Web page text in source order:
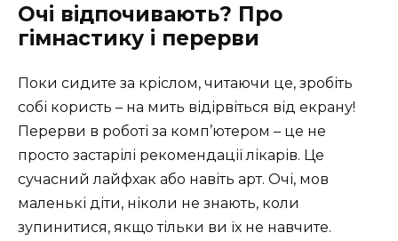
Очі відпочивають? Про
гімнастику і перерви
Поки сидите за кріслом, читаючи це, зробіть
собі користь – на мить відірвіться від екрану!
Перерви в роботі за комп’ютером – це не
просто застарілі рекомендації лікарів. Це
сучасний лайфхак або навіть арт. Очі, мов
маленькі діти, ніколи не знають, коли
зупинитися, якщо тільки ви їх не навчите.